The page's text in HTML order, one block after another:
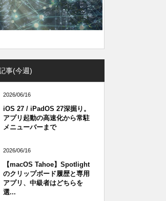
事(今週)
2026/06/16
iOS 27 / iPadOS 27深掘り。
アプリ起動の高速化から常駐
メニューバーまで
2026/06/16
【macOS Tahoe】Spotlight
のクリップボード履歴と専用
アプリ、中級者はどちらを
選...